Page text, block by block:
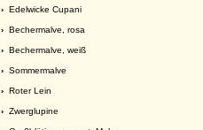
› Edelwicke Cupani
› Bechermalve, rosa
› Bechermalve, weiß
› Sommermalve
› Roter Lein
› Zwerglupine